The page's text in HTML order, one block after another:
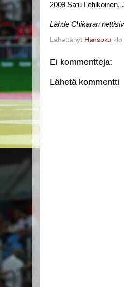
2009 Satu Lehikoinen,
Lähde Chikaran
Lähettänyt Hansoku klo
Ei kommentteja:
Lähetä kommentti